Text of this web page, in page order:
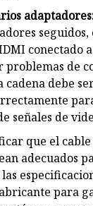
seguidos,
conectado
problemas de
cadena debe
señales de
que el
adecuados
para